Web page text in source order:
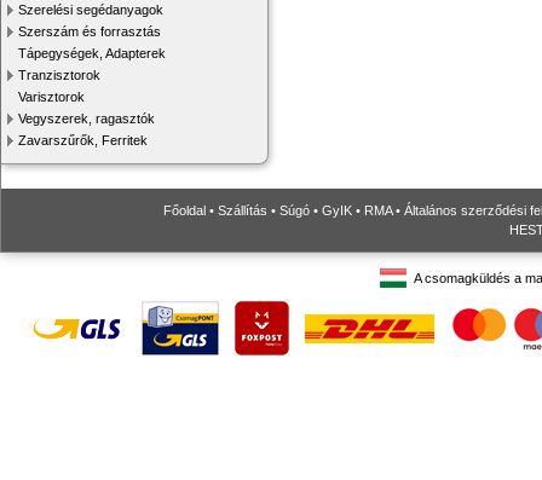
Szerelési segédanyagok
Szerszám és forrasztás
Tápegységek, Adapterek
Tranzisztorok
Varisztorok
Vegyszerek, ragasztók
Zavarszűrők, Ferritek
Főoldal • Szállítás • Súgó • GyIK • RMA• Általános szerződési
A csomagküldés a